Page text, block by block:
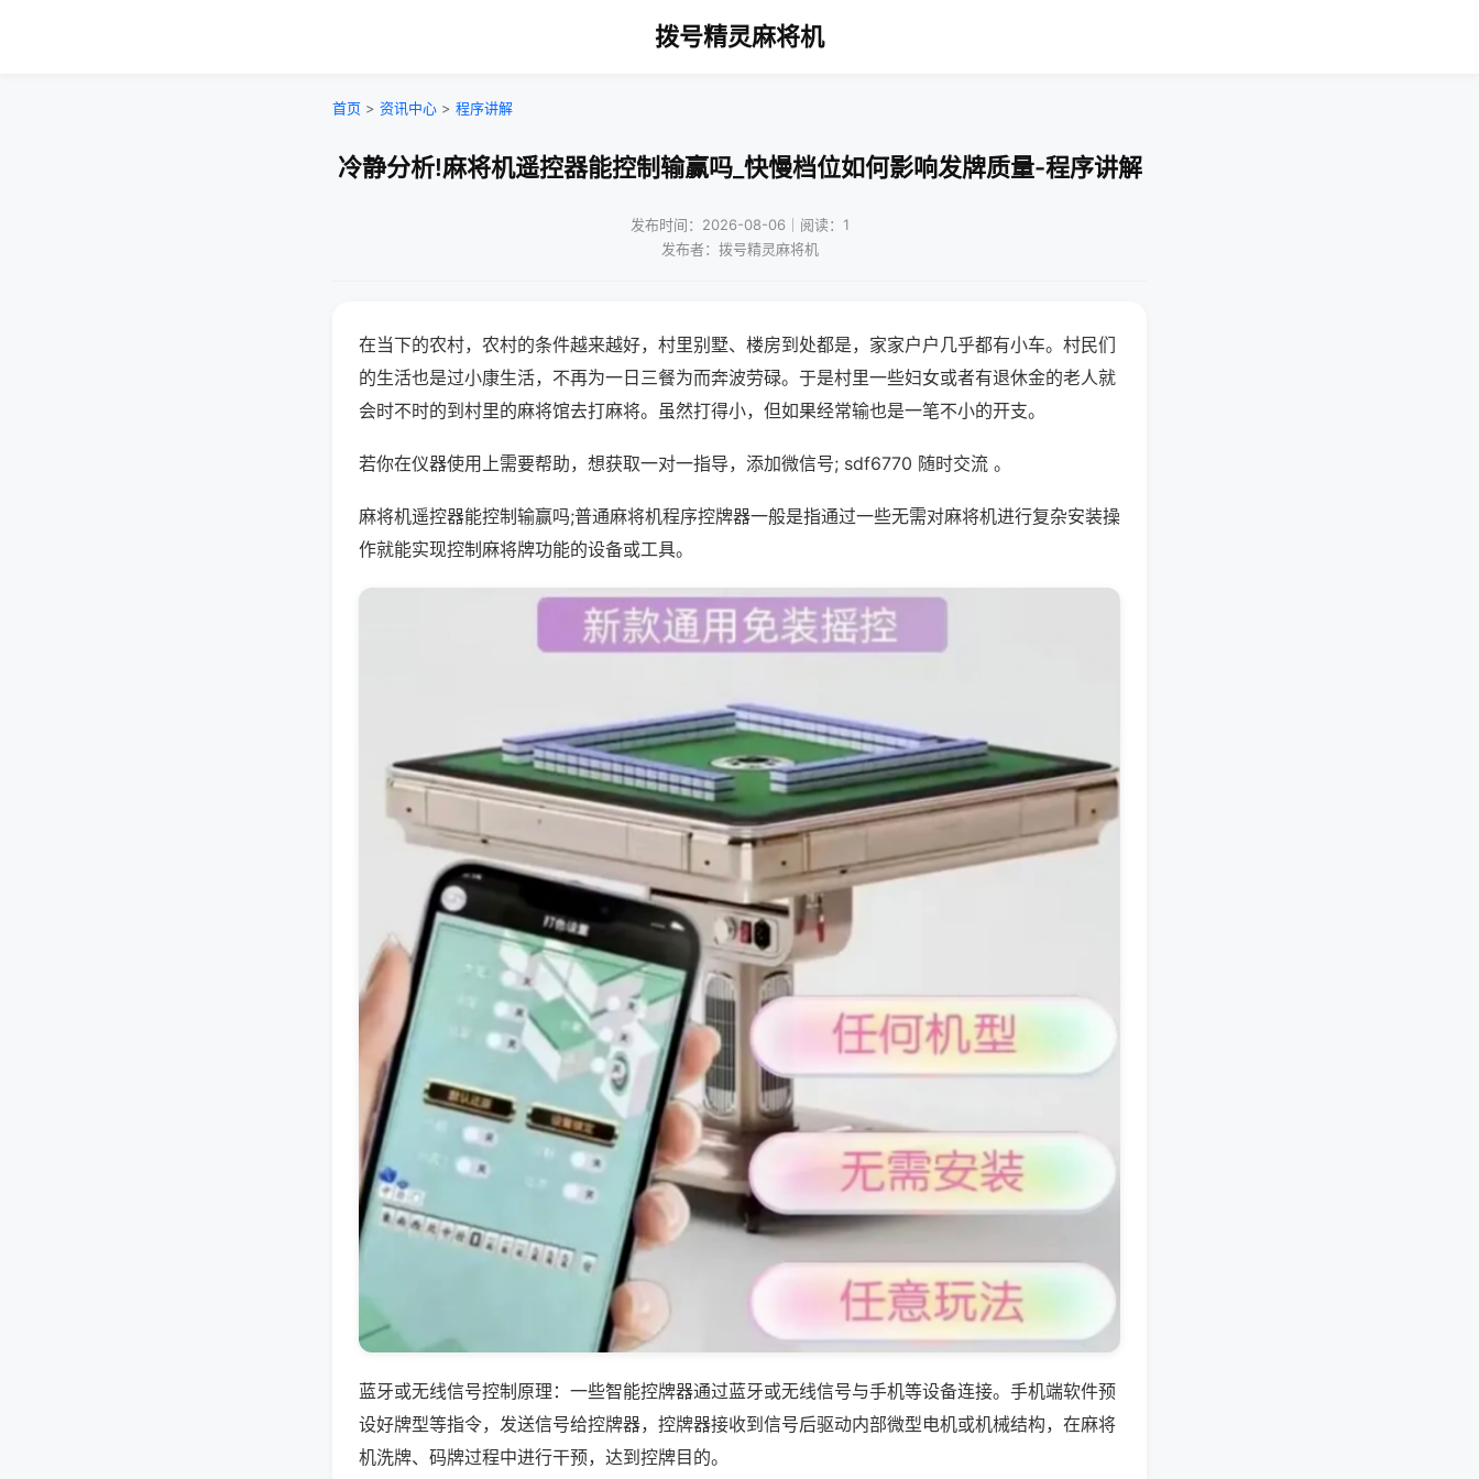
拨号精灵麻将机
首页 > 资讯中心 > 程序讲解
冷静分析!麻将机遥控器能控制输赢吗_快慢档位如何影响发牌质量-程序讲解
发布时间：2026-08-06｜阅读：1
发布者：拨号精灵麻将机
在当下的农村，农村的条件越来越好，村里别墅、楼房到处都是，家家户户几乎都有小车。村民们
的生活也是过小康生活，不再为一日三餐为而奔波劳碌。于是村里一些妇女或者有退休金的老人就
会时不时的到村里的麻将馆去打麻将。虽然打得小，但如果经常输也是一笔不小的开支。
若你在仪器使用上需要帮助，想获取一对一指导，添加微信号; sdf6770 随时交流 。
麻将机遥控器能控制输赢吗;普通麻将机程序控牌器一般是指通过一些无需对麻将机进行复杂安装操
作就能实现控制麻将牌功能的设备或工具。
蓝牙或无线信号控制原理：一些智能控牌器通过蓝牙或无线信号与手机等设备连接。手机端软件预
设好牌型等指令，发送信号给控牌器，控牌器接收到信号后驱动内部微型电机或机械结构，在麻将
机洗牌、码牌过程中进行干预，达到控牌目的。